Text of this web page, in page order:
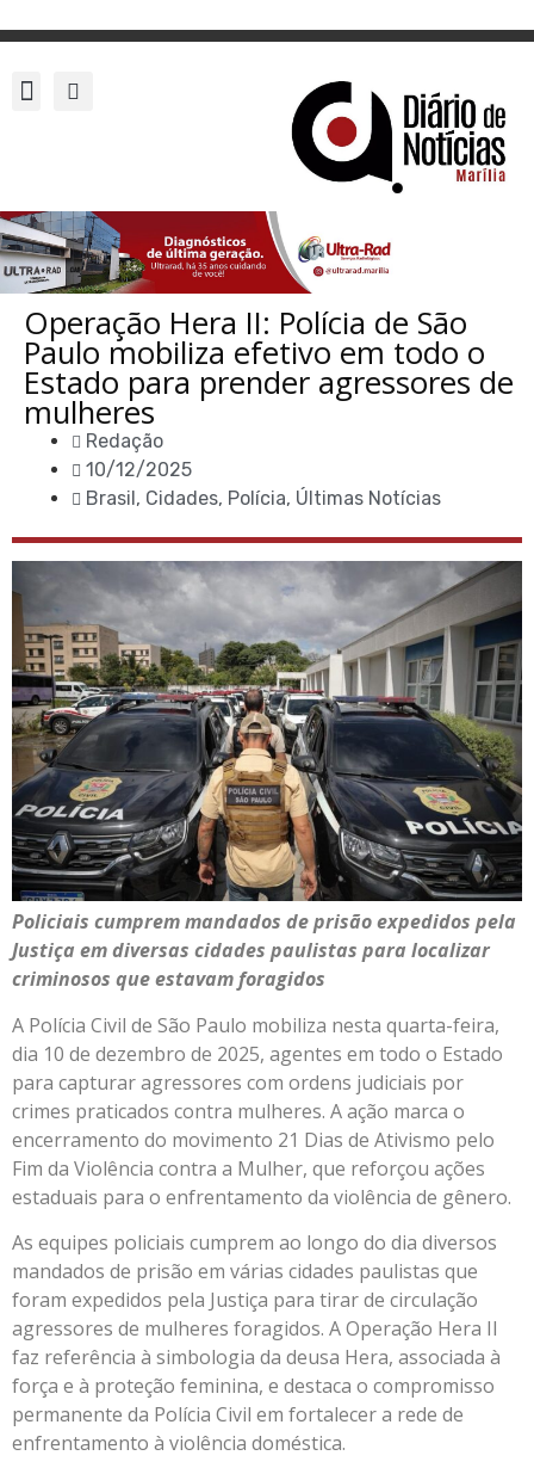
Operação Hera II: Polícia de São
Paulo mobiliza efetivo em todo o
Estado para prender agressores de
mulheres
Redação
10/12/2025
Brasil, Cidades, Polícia, Últimas Notícias
Policiais cumprem mandados de prisão expedidos pela
Justiça em diversas cidades paulistas para localizar
criminosos que estavam foragidos
A Polícia Civil de São Paulo mobiliza nesta quarta-feira,
dia 10 de dezembro de 2025, agentes em todo o Estado
para capturar agressores com ordens judiciais por
crimes praticados contra mulheres. A ação marca o
encerramento do movimento 21 Dias de Ativismo pelo
Fim da Violência contra a Mulher, que reforçou ações
estaduais para o enfrentamento da violência de gênero.
As equipes policiais cumprem ao longo do dia diversos
mandados de prisão em várias cidades paulistas que
foram expedidos pela Justiça para tirar de circulação
agressores de mulheres foragidos. A Operação Hera II
faz referência à simbologia da deusa Hera, associada à
força e à proteção feminina, e destaca o compromisso
permanente da Polícia Civil em fortalecer a rede de
enfrentamento à violência doméstica.